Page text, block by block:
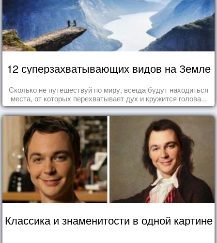
12 суперзахватывающих видов на Земле
Сколько не путешествуй по миру, всегда будут находиться
места, от которых перехватывает дух и кружится голова...
Классика и знаменитости в одной картине